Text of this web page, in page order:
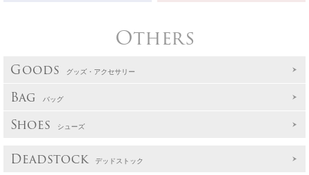
Others
Goods グッズ・アクセサリー
Bag バッグ
Shoes シューズ
Deadstock デッドストック